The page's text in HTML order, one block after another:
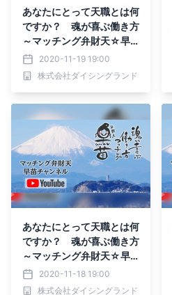
あなたにとって天職とは何
ですか？ 魂が喜ぶ働き方
～マッチング弁財天☆早
苗チャンネル～
2020-11-19 19:00
株式会社ダイシングランド
あなたにとって天職とは何
ですか？ 魂が喜ぶ働き方
～マッチング弁財天☆早
苗チャンネル～
2020-11-18 19:00
株式会社ダイシングランド